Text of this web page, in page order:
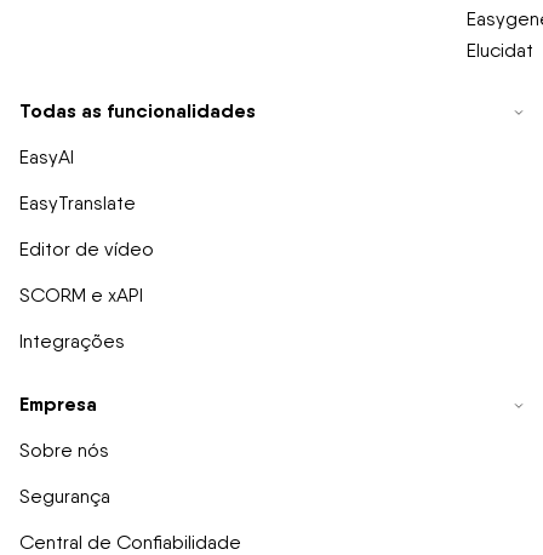
Elucidat
Todas as funcionalidades
EasyAI
EasyTranslate
Editor de vídeo
SCORM e xAPI
Integrações
Empresa
Sobre nós
Segurança
Central de Confiabilidade